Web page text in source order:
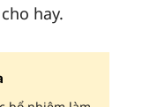
hay.